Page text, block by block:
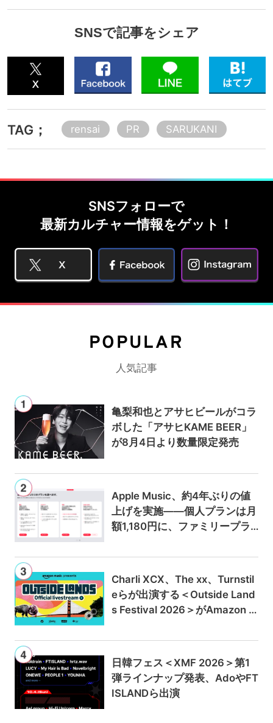
SNSで記事をシェア
TAG； rensai PR SARUKANI
SNSフォローで
最新カルチャー情報をゲット！
POPULAR
人気記事
亀梨和也とアサヒビールがコラ
ボした「アサヒKAME BEER」
が8月4日より数量限定発売
Apple Music、約4年ぶりの値
上げを実施——個人プランは月
額1,180円に、ファミリープラ
Charli XCX、The xx、Turnstil
eらが出演する＜Outside Land
s Festival 2026＞がAmazon M
ブ配信
日韓フェス＜XMF 2026＞第1
弾ラインナップ発表、AdoやFT
ISLANDら出演